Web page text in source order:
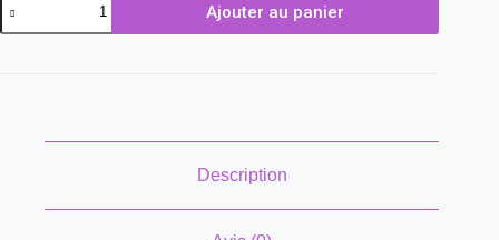
Ajouter au panier
Description